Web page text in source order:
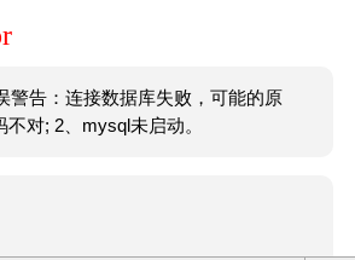
警告：连接数据库失败，可能的原
对; 2、mysql未启动。